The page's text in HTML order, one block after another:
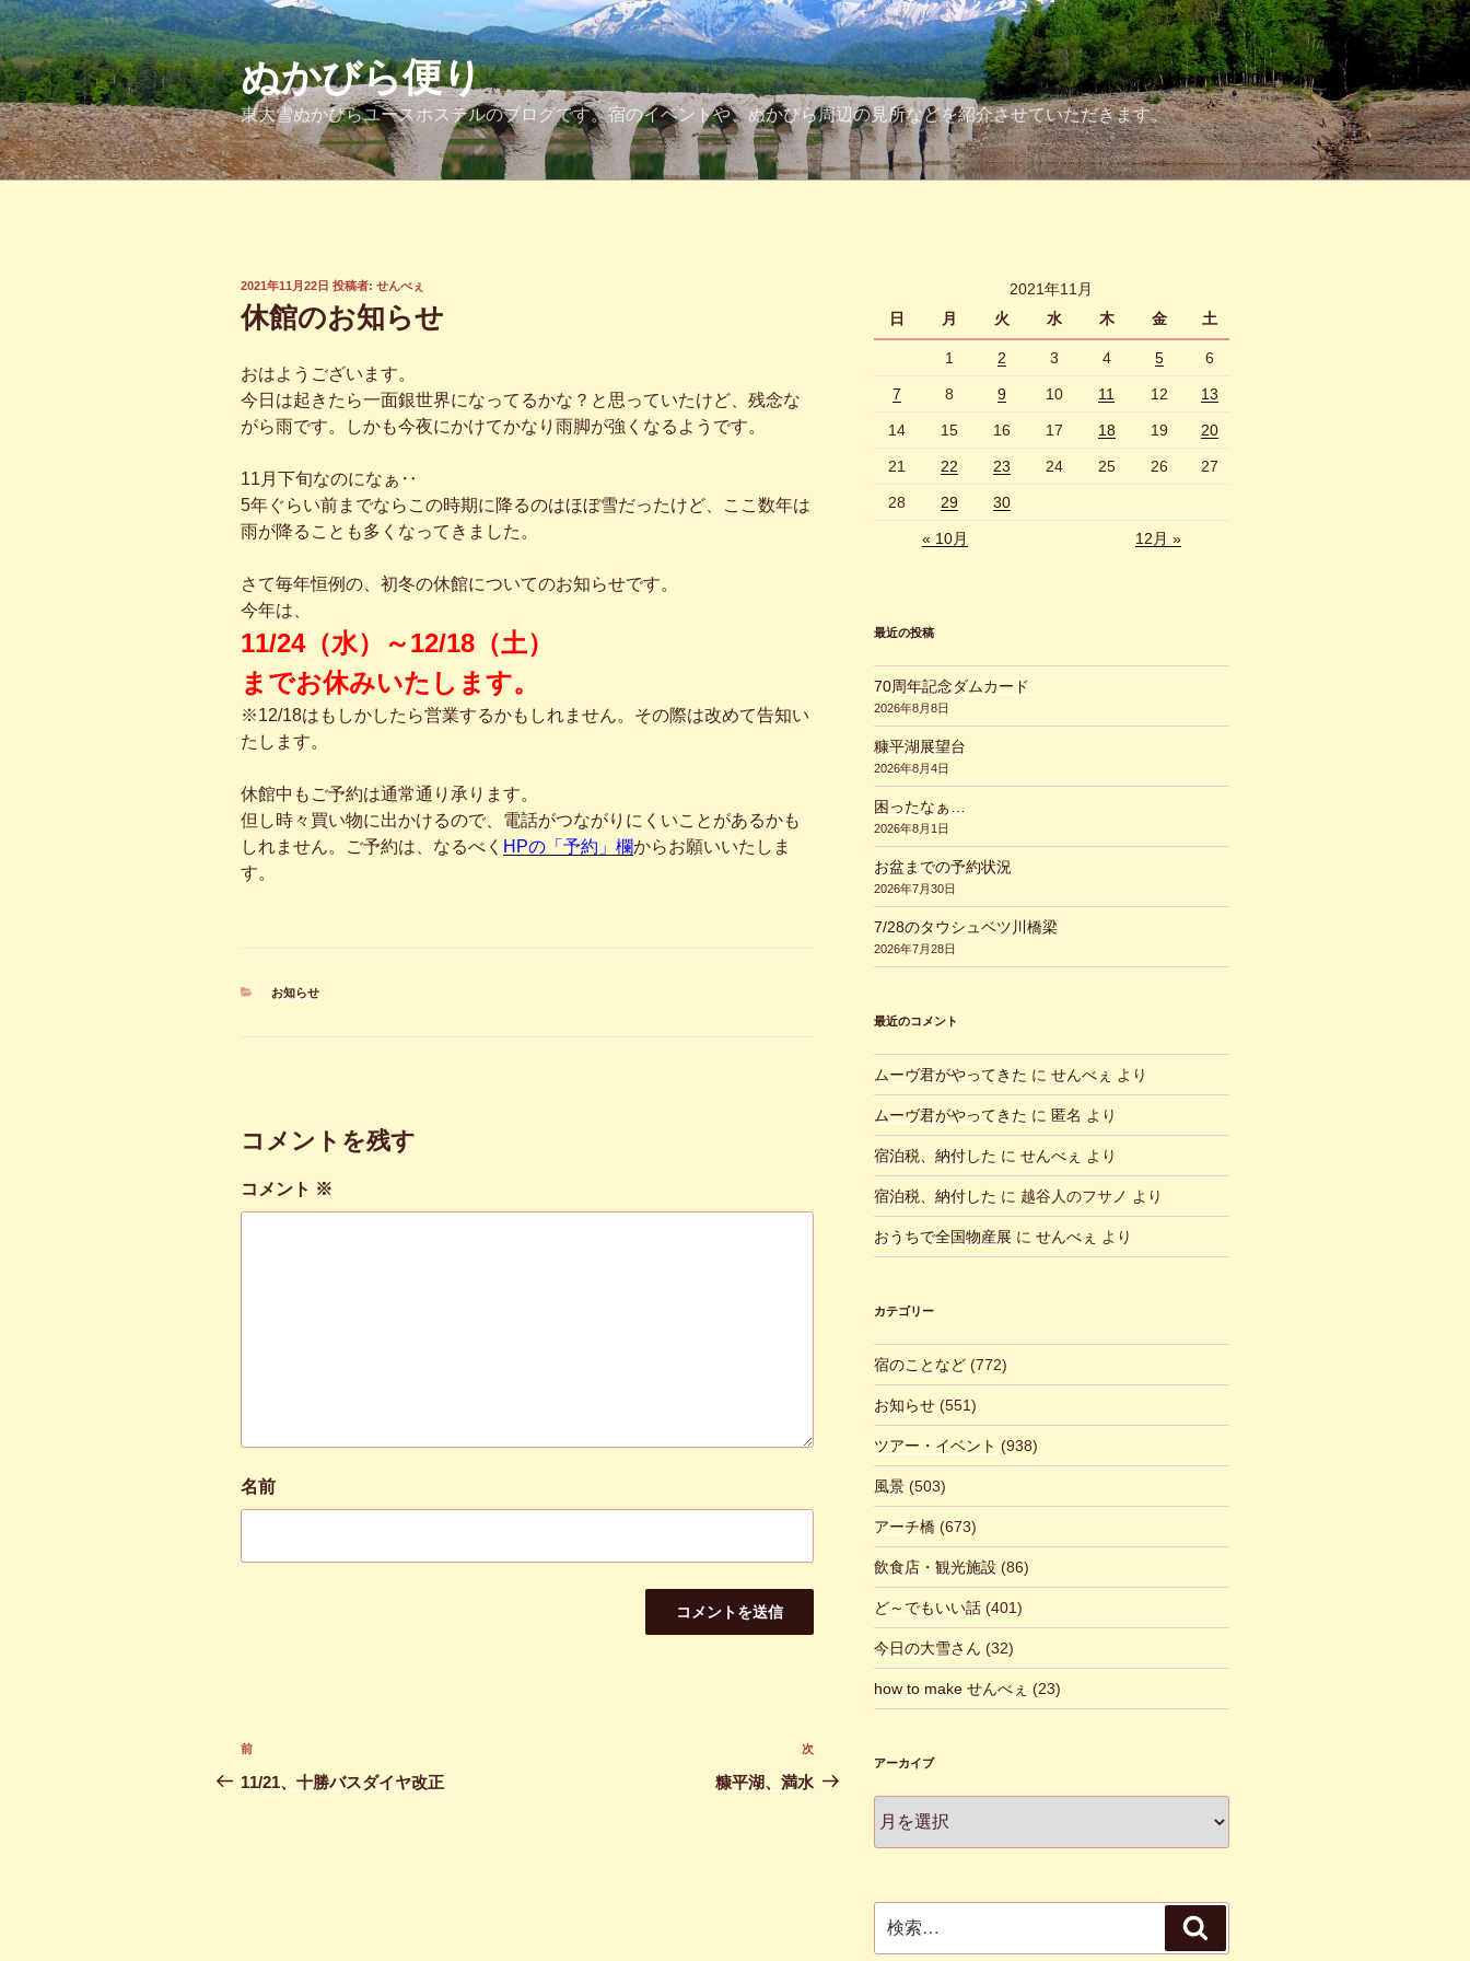
コ
ン
テ
ン
ツ
へ
ス
ぬかびら便り
東大雪ぬかびらユースホステルのブログです。宿のイベントや、ぬかびら周辺の見所などを紹介させていただきます。
投
稿
日:
2021年11月22日 投稿者: せんべぇ
休館のお知らせ
おはようございます。
今日は起きたら一面銀世界になってるかな？と思っていたけど、残念な
がら雨です。しかも今夜にかけてかなり雨脚が強くなるようです。
11月下旬なのになぁ‥
5年ぐらい前までならこの時期に降るのはほぼ雪だったけど、ここ数年は
雨が降ることも多くなってきました。
さて毎年恒例の、初冬の休館についてのお知らせです。
今年は、
11/24（水）～12/18（土）
までお休みいたします。
※12/18はもしかしたら営業するかもしれません。その際は改めて告知い
たします。
休館中もご予約は通常通り承ります。
但し時々買い物に出かけるので、電話がつながりにくいことがあるかも
しれません。ご予約は、なるべく HPの「予約」欄からお願いいたしま
す。
カ
お知らせ
コメントを残す
コメント ※
名前
投
稿
前
の
前
11/21、十勝バスダイヤ改正
次
の
次
糠平湖、満水
2021年11月
日
月 火 水 木 金 土
1 2 3 4 5 6
7 8 9 10 11 12 13
14 15 16 17 18 19 20
21 22 23 24 25 26 27
28 29 30
« 10月 12月 »
最近の投稿
70周年記念ダムカード
2026年8月8日
糠平湖展望台
2026年8月4日
困ったなぁ…
2026年8月1日
お盆までの予約状況
2026年7月30日
7/28のタウシュベツ川橋梁
2026年7月28日
最近のコメント
ムーヴ君がやってきた に せんべぇ より
ムーヴ君がやってきた に 匿名 より
宿泊税、納付した に せんべぇ より
宿泊税、納付した に 越谷人のフサノ より
おうちで全国物産展 に せんべぇ より
カテゴリー
宿のことなど(772)
お知らせ(551)
ツアー・イベント (938)
風景(503)
アーチ橋(673)
飲食店・観光施設 (86)
ど～でもいい話(401)
今日の大雪さん (32)
how to make せんべぇ (23)
アーカイブ
ー
ブ
索:
索